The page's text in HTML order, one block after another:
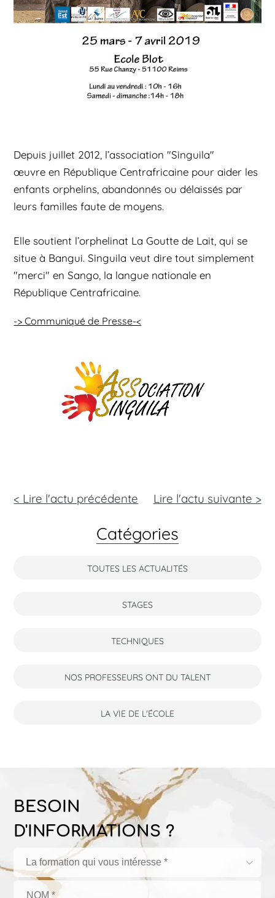
Depuis juillet 2012, l’association "Singuila"
œuvre en République Centrafricaine pour aider les
enfants orphelins, abandonnés ou délaissés par
leurs familles faute de moyens.
Elle soutient l’orphelinat La Goutte de Lait, qui se
situe à Bangui. Singuila veut dire tout simplement
"merci" en Sango, la langue nationale en
République Centrafricaine.
-> Communiqué de Presse-<
< Lire l'actu précédente Lire l'actu suivante >
Catégories
TOUTES LES ACTUALITÉS
STAGES
TECHNIQUES
NOS PROFESSEURS ONT DU TALENT
LA VIE DE L'ÉCOLE
BESOIN
D'INFORMATIONS ?
La formation qui vous intéresse *